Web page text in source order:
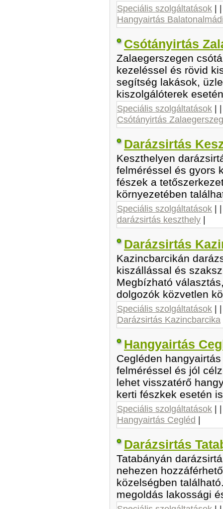
Speciális szolgáltatások |
Hangyairtás
Csótányirtás
Zalaegerszegen
kezeléssel és rövid
segítség lakások,
kiszolgálóterek
Speciális szolgáltatások |
Csótányirtás Zalaegerszeg
Darázsirtás
Keszthelyen
felméréssel és gyors
fészek a
környezetében
Speciális szolgáltatások |
darázsirtás keszthely |
Darázsirtás
Kazincbarcikán
kiszállással és
Megbízható
dolgozók közvetlen
Speciális szolgáltatások |
Darázsirtás Kazincbarcika
Hangyairtás
Cegléden
felméréssel és jól
lehet visszatérő
kerti fészkek esetén
Speciális szolgáltatások |
Hangyairtás Cegléd |
Darázsirtás
Tatabányán
nehezen
közelségben
megoldás lakossági